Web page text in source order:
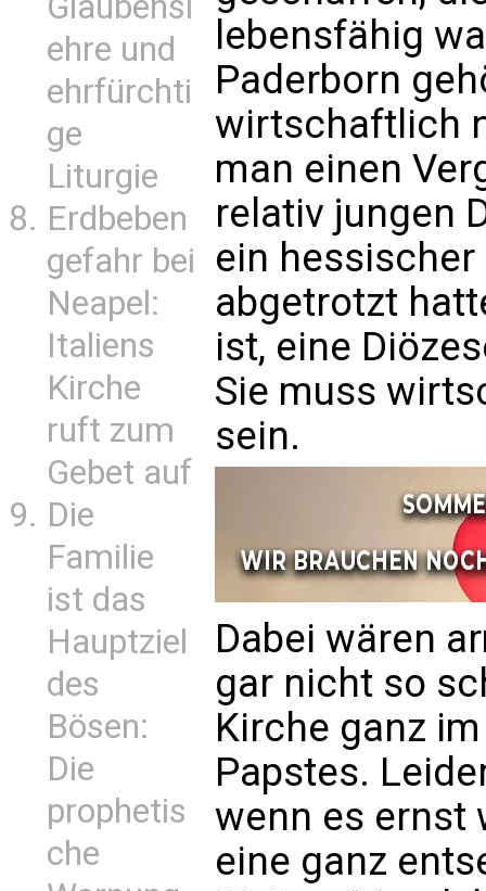
ehre und
ehrfürchti
ge
Liturgie
Erdbeben
gefahr bei
Neapel:
Italiens
Kirche
ruft zum
Gebet auf
Die
Familie
ist das
Hauptziel
des
Bösen:
Die
prophetis
che
lebensfähig
Paderborn
wirtschaftlich
man einen
relativ jungen
ein
abgetrotzt
ist, eine
Sie muss
sein.
Dabei wären
gar nicht so
Kirche ganz
Papstes.
wenn es ernst
eine ganz